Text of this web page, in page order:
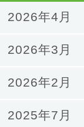
2026年4月
2026年3月
2026年2月
2025年7月